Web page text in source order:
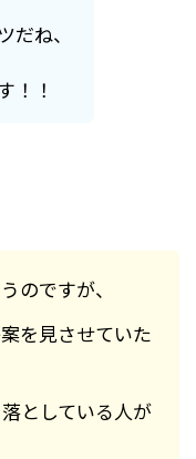
だね、
！！
のですが、
を見させていた
としている人が